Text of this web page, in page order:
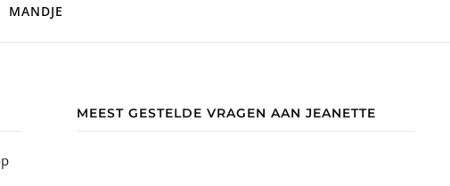
MANDJE
MEEST GESTELDE VRAGEN AAN JEANETTE